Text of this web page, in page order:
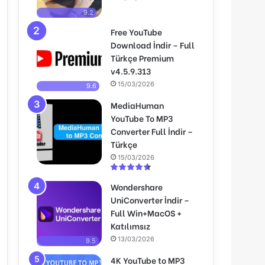
9.2
9.6
Free YouTube
Download İndir – Full
Türkçe Premium
v4.5.9.313
15/03/2026
MediaHuman
YouTube To MP3
Converter Full İndir –
Türkçe
15/03/2026
9.5
Wondershare
UniConverter İndir –
Full Win+MacOS +
Katılımsız
13/03/2026
4K YouTube to MP3